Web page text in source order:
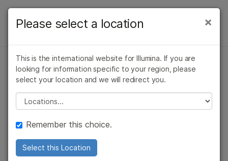
학습
지원
추천 링크
개요
유전체 차원의 연관성 연구
유전자 표적 ID
다유전자 위험 점수
방법
다유전자 위험 점수 연구 보조금
콘테스트
다유전자 위험 점수 기반 연구의 발전 추진
있습니다. 주요 관심 분야를 선택해 주세요:
×
암 연구
미생물학 연구
농업유전체학 연구
복합 질환 연구
임상 종양학 연구
생식 보건 연구
유전 및 희귀 질환
×
Please select a location
This is the international website for Illumina. If you are
looking for information specific to your region, please
select your location and we will redirect you.
Please select a location
Remember this choice.
Select this Location